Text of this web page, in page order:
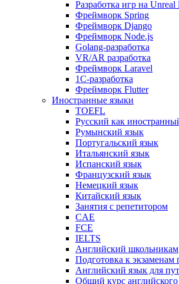
Разработка игр на Unreal
Фреймворк Spring
Фреймворк Django
Фреймворк Node.js
Golang-разработка
VR/AR разработка
Фреймворк Laravel
1C-разработка
Фреймворк Flutter
Иностранные языки
TOEFL
Русский как
Румынский язык
Португальский язык
Итальянский язык
Испанский язык
Французский язык
Немецкий язык
Китайский язык
Занятия с репетитором
CAE
FCE
IELTS
Английский школьникам
Подготовка к экзаменам
Английский язык для
Общий курс английского